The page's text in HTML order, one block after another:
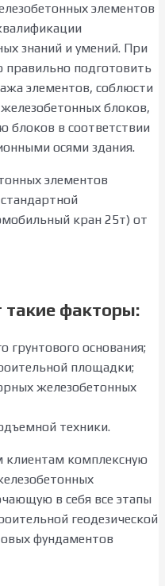
элементов
знаний и умений. При
подготовить
элементов, соблюсти
блоков,
блоков в соответствии
осями здания.
элементов
кран 25т) от
такие факторы:
грунтового основания;
площадки;
железобетонных
техники.
комплексную
в себя все этапы
геодезической
фундаментов